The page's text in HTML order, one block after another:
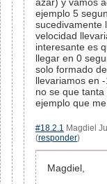
ejemplo 5
sucedivamente
velocidad
interesante es
llegar en 0
solo formado
llevariamos en
no se que
ejemplo que
#18.2.1 Magdiel
(responder)
Magdiel,